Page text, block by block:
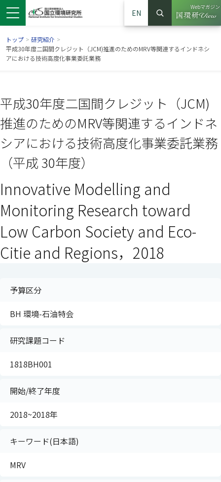
EN
サイト内検索
検索
Webマガジン
（別ウイ
トップ > 研究紹介 >
平成30年度二国間クレジット（JCM)推進のためのMRV等関連するインドネシ
アにおける技術高度化事業委託業務
平成30年度二国間クレジット（JCM)
推進のためのMRV等関連するインドネ
シアにおける技術高度化事業委託業務
（平成 30年度）
Innovative Modelling and
Monitoring Research toward
Low Carbon Society and Eco-
Citie and Regions，2018
予算区分
BH 環境-石油特会
研究課題コード
1818BH001
開始/終了年度
2018~2018年
キーワード(日本語)
MRV